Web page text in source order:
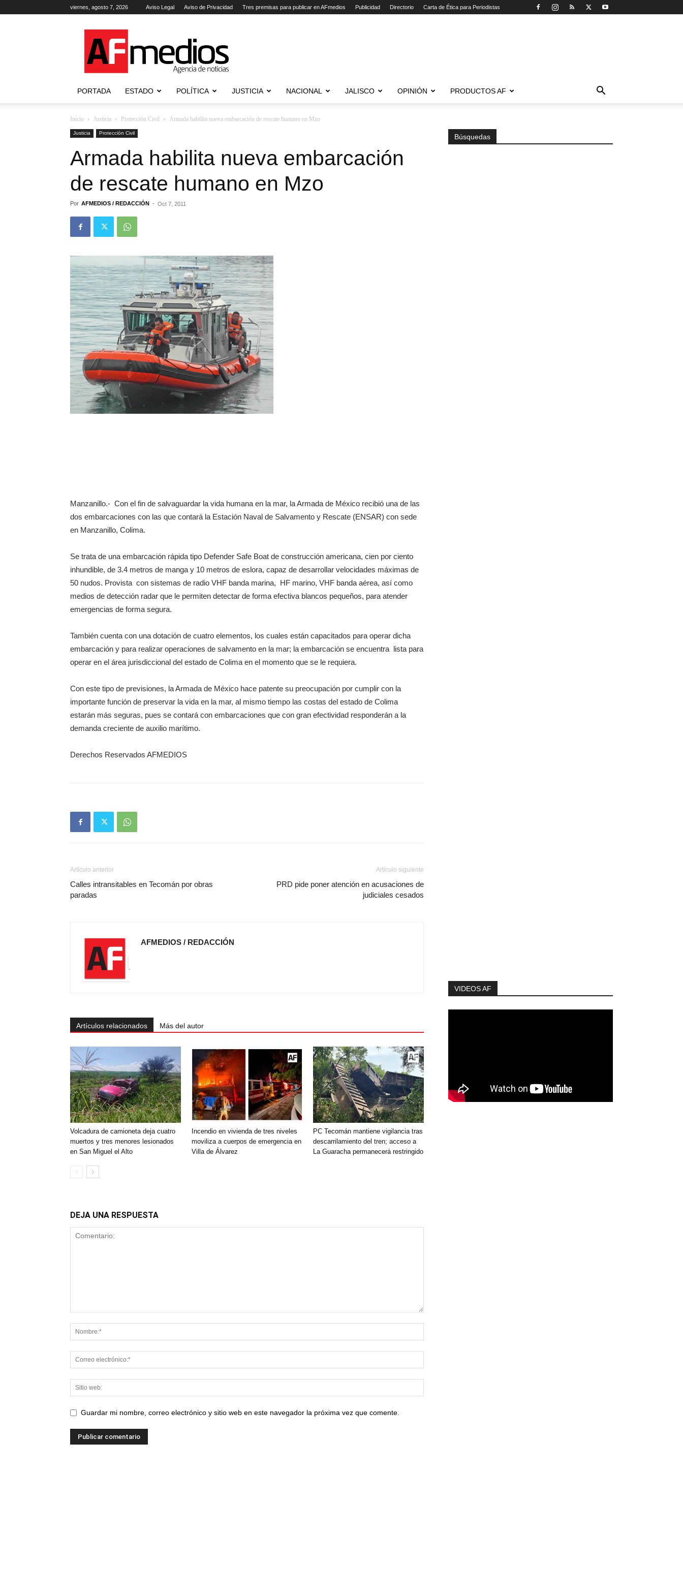
viernes, agosto 7, 2026 Aviso Legal Aviso de Privacidad Tres premisas para publicar en AFmedios Publicidad Directorio Carta de Ética para Periodistas
Agencia
de
Noticias
PORTADA ESTADO POLÍTICA JUSTICIA NACIONAL JALISCO OPINIÓN PRODUCTOS AF
Inicio Justicia Protección Civil Armada habilita nueva embarcación de rescate humano en Mzo
Justicia Protección Civil
Armada habilita nueva embarcación
de rescate humano en Mzo
Por AFMEDIOS / REDACCIÓN - Oct 7, 2011
Manzanillo.- Con el fin de salvaguardar la vida humana en la mar, la Armada de México recibió una de las
dos embarcaciones con las que contará la Estación Naval de Salvamento y Rescate (ENSAR) con sede
en Manzanillo, Colima.
Se trata de una embarcación rápida tipo Defender Safe Boat de construcción americana, cien por ciento
inhundible, de 3.4 metros de manga y 10 metros de eslora, capaz de desarrollar velocidades máximas de
50 nudos. Provista con sistemas de radio VHF banda marina, HF marino, VHF banda aérea, así como
medios de detección radar que le permiten detectar de forma efectiva blancos pequeños, para atender
emergencias de forma segura.
También cuenta con una dotación de cuatro elementos, los cuales están capacitados para operar dicha
embarcación y para realizar operaciones de salvamento en la mar; la embarcación se encuentra lista para
operar en el área jurisdiccional del estado de Colima en el momento que se le requiera.
Con este tipo de previsiones, la Armada de México hace patente su preocupación por cumplir con la
importante función de preservar la vida en la mar, al mismo tiempo las costas del estado de Colima
estarán más seguras, pues se contará con embarcaciones que con gran efectividad responderán a la
demanda creciente de auxilio marítimo.
Derechos Reservados AFMEDIOS
Artículo anterior
Calles intransitables en Tecomán por obras
paradas
Artículo siguiente
PRD pide poner atención en acusaciones de
judiciales cesados
AFMEDIOS / REDACCIÓN
Artículos relacionados Más del autor
Volcadura de camioneta deja cuatro
muertos y tres menores lesionados
en San Miguel el Alto
Incendio en vivienda de tres niveles
moviliza a cuerpos de emergencia en
Villa de Álvarez
PC Tecomán mantiene vigilancia tras
descarrilamiento del tren; acceso a
La Guaracha permanecerá restringido
DEJA UNA RESPUESTA
Guardar mi nombre, correo electrónico y sitio web en este navegador la próxima vez que comente.
Búsquedas
VIDEOS AF